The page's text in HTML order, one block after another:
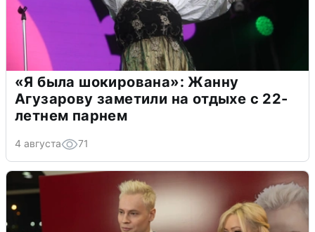
«Я была шокирована»: Жанну
Агузарову заметили на отдыхе с 22-
летнем парнем
4 августа 71